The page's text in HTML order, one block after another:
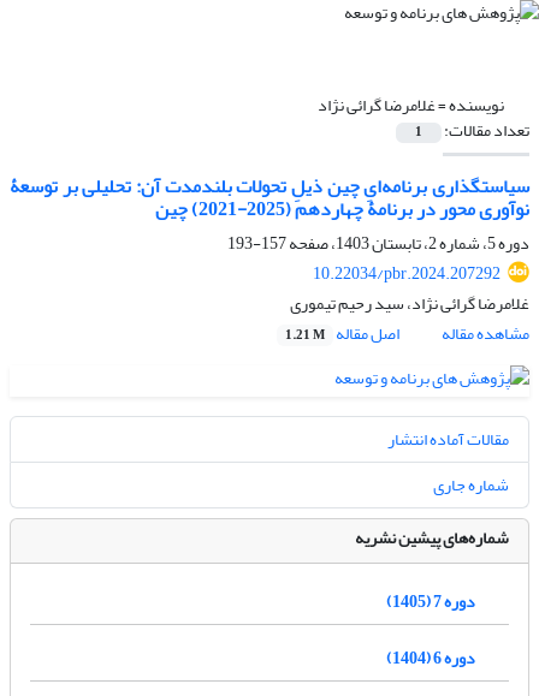
نویسنده =غلامرضا گرائی‏ نژاد
تعداد مقالات: 1
سیاست‏گذاری برنامه‌ایِ چین ذیلِ تحولات بلندمدت آن: تحلیلی بر توسعۀ
نوآوری محور در برنامۀ چهاردهم (2025-2021) چین
دوره 5، شماره 2، تابستان 1403، صفحه
157-193
10.22034/pbr.2024.207292
غلامرضا گرائی‏ نژاد، سید رحیم تیموری
مشاهده مقاله
اصل مقاله 1.21 M
مقالات آماده انتشار
شماره جاری
شماره‌های پیشین نشریه
دوره 7 (1405)
دوره 6 (1404)